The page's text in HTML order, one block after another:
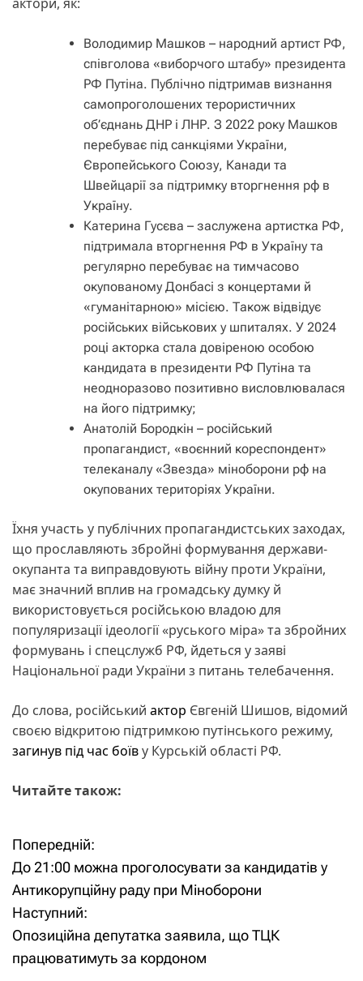
Володимир Машков – народний артист РФ,
співголова «виборчого штабу» президента
РФ Путіна. Публічно підтримав визнання
самопроголошених терористичних
об’єднань ДНР і ЛНР. З 2022 року Машков
перебуває під санкціями України,
Європейського Союзу, Канади та
Швейцарії за підтримку вторгнення рф в
Україну.
Катерина Гусєва – заслужена артистка РФ,
підтримала вторгнення РФ в Україну та
регулярно перебуває на тимчасово
окупованому Донбасі з концертами й
«гуманітарною» місією. Також відвідує
російських військових у шпиталях. У 2024
році акторка стала довіреною особою
кандидата в президенти РФ Путіна та
неодноразово позитивно висловлювалася
на його підтримку;
Анатолій Бородкін – російський
пропагандист, «воєнний кореспондент»
телеканалу «Звезда» міноборони рф на
окупованих територіях України.
Їхня участь у публічних пропагандистських заходах,
що прославляють збройні формування держави-
окупанта та виправдовують війну проти України,
має значний вплив на громадську думку й
використовується російською владою для
популяризації ідеології «руського міра» та збройних
формувань і спецслужб РФ, йдеться у заяві
Національної ради України з питань телебачення.
До слова, російський актор Євгеній Шишов, відомий
своєю відкритою підтримкою путінського режиму,
загинув під час боїву Курській області РФ.
Читайте також:
Н
а
в
і
Попередній:
До 21:00 можна проголосувати за кандидатів у
Антикорупційну раду при Міноборони
Наступний:
Опозиційна депутатка заявила, що ТЦК
працюватимуть за кордоном